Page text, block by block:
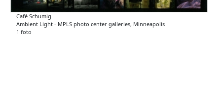
Café Schumig
Ambient Light - MPLS photo center galleries, Minneapolis
1 foto